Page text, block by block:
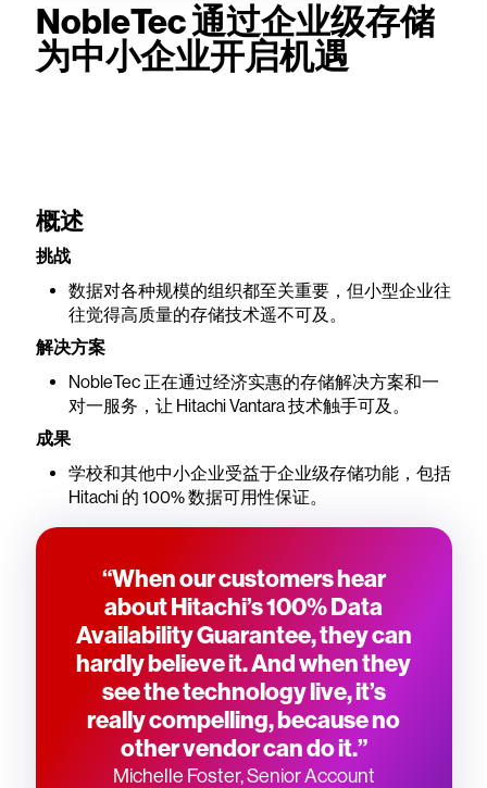
NobleTec 通过企业级存储
为中小企业开启机遇
概述
挑战
数据对各种规模的组织都至关重要，但小型企业往
往觉得高质量的存储技术遥不可及。
解决方案
NobleTec 正在通过经济实惠的存储解决方案和一
对一服务，让 Hitachi Vantara 技术触手可及。
成果
学校和其他中小企业受益于企业级存储功能，包括
Hitachi 的 100% 数据可用性保证。
“When our customers hear
about Hitachi’s 100% Data
Availability Guarantee, they can
hardly believe it. And when they
see the technology live, it’s
really compelling, because no
other vendor can do it.”
Michelle Foster, Senior Account